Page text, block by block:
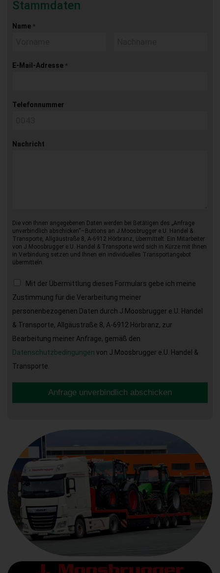
Stammdaten
Name *
E-Mail-Adresse *
Telefonnummer
Nachricht
Die von Ihnen angegebenen Daten werden bei Betätigen des „Anfrage
unverbindlich abschicken“–Buttons an J.Moosbrugger e.U. Handel &
Transporte, Allgäustraße 8, A-6912 Hörbranz, übermittelt. Ein Mitarbeiter
von J.Moosbrugger e.U. Handel & Transporte wird sich in Kürze mit Ihnen
in Verbindung setzen und Ihnen ein individuelles Transportangebot
übermitteln.
Mit der Übermittlung dieses Formulars gebe ich meine
Zustimmung für die Verarbeitung meiner
personenbezogenen Daten durch J.Moosbrugger e.U. Handel
& Transporte, Allgäustraße 8, A-6912 Hörbranz, zur
Bearbeitung meiner Anfrage, gemäß den
Datenschutzbedingungen von J.Moosbrugger e.U. Handel &
Transporte.
Anfrage unverbindlich abschicken